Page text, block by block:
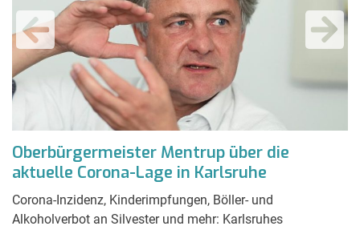
Oberbürgermeister Mentrup über die
aktuelle Corona-Lage in Karlsruhe
Corona-Inzidenz, Kinderimpfungen, Böller- und
Alkoholverbot an Silvester und mehr: Karlsruhes